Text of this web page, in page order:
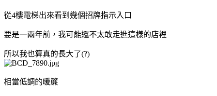
從4樓電梯出來看到幾個招牌指示入口
要是一兩年前，我可能還不太敢走進這樣的店裡
所以我也算真的長大了(?)
相當低調的暖簾